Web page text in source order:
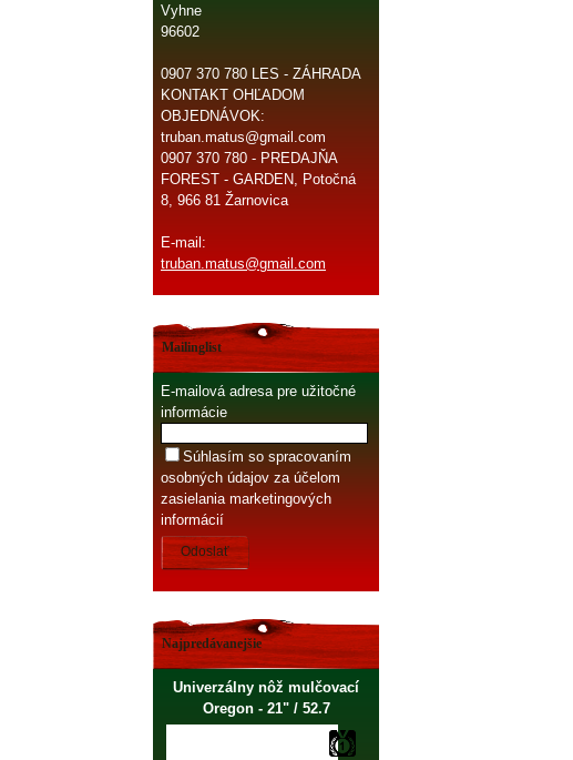
Vyhne
96602
0907 370 780 LES - ZÁHRADA
KONTAKT OHĽADOM
OBJEDNÁVOK:
truban.matus@gmail.com
0907 370 780 - PREDAJŇA
FOREST - GARDEN, Potočná
8, 966 81 Žarnovica
E-mail:
truban.matus@gmail.com
Mailinglist
E-mailová adresa pre užitočné
informácie
Súhlasím so spracovaním
osobných údajov za účelom
zasielania marketingových
informácií
Odoslať
Najpredávanejšie
Univerzálny nôž mulčovací
Oregon - 21" / 52.7